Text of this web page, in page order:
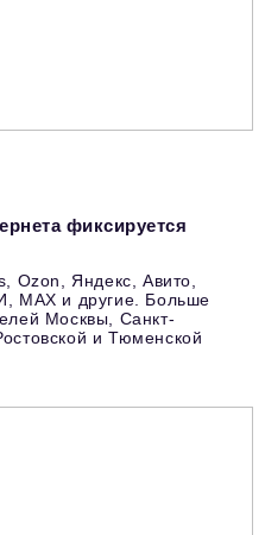
фиксируется
Ozon, Яндекс, Авито,
MAX и другие. Больше
Москвы, Санкт-
и Тюменской